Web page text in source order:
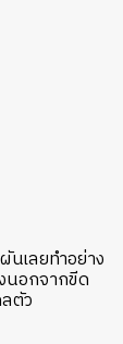
เลยทำอย่าง
นอกจากขีด
ตัว